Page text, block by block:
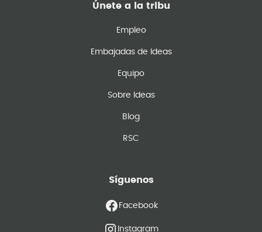
Únete a la tribu
Empleo
Embajadas de Ideas
Equipo
Sobre Ideas
Blog
RSC
Síguenos
Facebook
Instagram